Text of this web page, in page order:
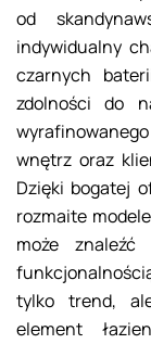
od
indywidualny
czarnych
zdolności do
wnętrz oraz
Dzięki bogatej
rozmaite
może
tylko trend,
element